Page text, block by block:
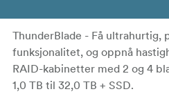
ThunderBlade - Få ultrahurtig,
funksjonalitet, og oppnå
RAID-kabinetter med 2 og 4
1,0 TB til 32,0 TB + SSD.